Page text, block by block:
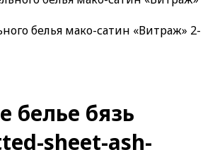
белья мако-сатин «Витраж» 2-
белье бязь